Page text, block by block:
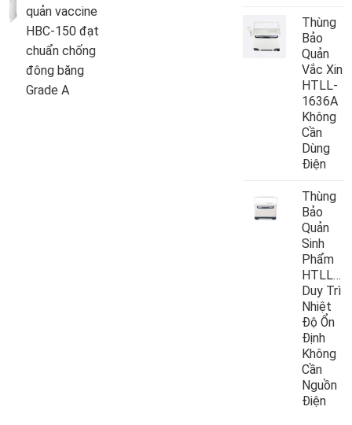
quản vaccine
HBC-150 đạt
chuẩn chống
đông băng
Grade A
Thùng
Bảo
Quản
Vắc Xin
HTLL-
1636A
Không
Cần
Dùng
Điện
Thùng
Bảo
Quản
Sinh
Phẩm
Duy Trì
Nhiệt
Độ Ổn
Định
Không
Cần
Nguồn
Điện